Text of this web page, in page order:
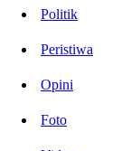
Politik
Peristiwa
Opini
Foto